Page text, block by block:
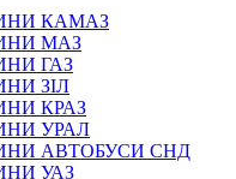
КАМАЗ
МАЗ
ГАЗ
ЗІЛ
КРАЗ
УРАЛ
АВТОБУСИ СНД
УАЗ